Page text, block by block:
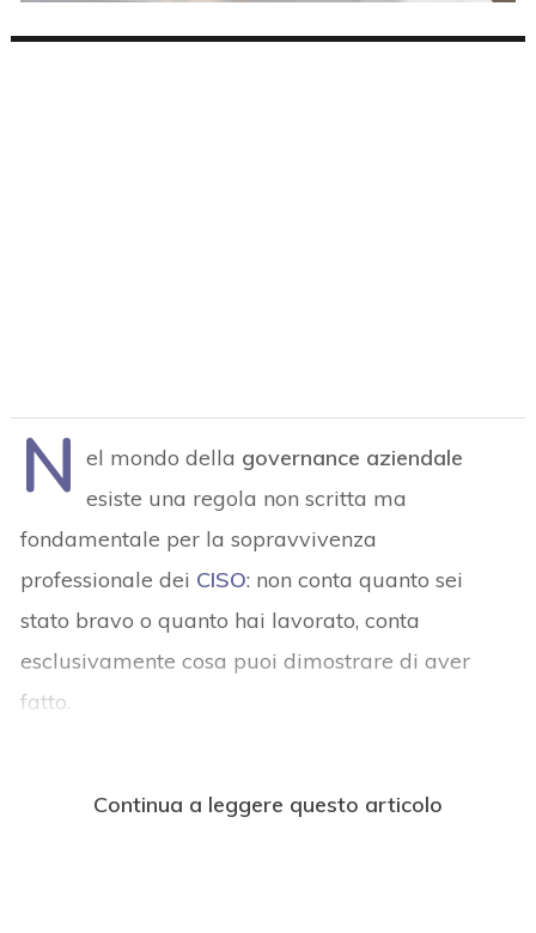
N el mondo della governance aziendale
esiste una regola non scritta ma
fondamentale per la sopravvivenza
professionale dei CISO: non conta quanto sei
stato bravo o quanto hai lavorato, conta
esclusivamente cosa puoi dimostrare di aver
fatto.
Continua a leggere questo articolo